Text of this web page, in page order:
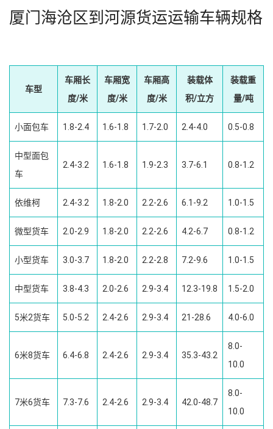
厦门海沧区到河源货运运输车辆规格
车型
车厢长
度/米
车厢宽
度/米
车厢高
度/米
装载体
积/立方
装载重
量/吨
小面包车 1.8-2.4 1.6-1.8 1.7-2.0 2.4-4.0 0.5-0.8
中型面包
车
2.4-3.2 1.6-1.8 1.9-2.3 3.7-6.1 0.8-1.2
依维柯 2.4-3.2 1.8-2.0 2.2-2.6 6.1-9.2 1.0-1.5
微型货车 2.0-2.9 1.8-2.0 2.2-2.6 4.2-6.7 0.8-1.2
小型货车 3.0-3.7 1.8-2.0 2.2-2.8 7.2-9.6 1.0-1.5
中型货车 3.8-4.3 2.0-2.6 2.9-3.4 12.3-19.8 1.5-2.0
5米2货车 5.0-5.2 2.4-2.6 2.9-3.4 21-28.6 4.0-6.0
6米8货车 6.4-6.8 2.4-2.6 2.9-3.4 35.3-43.2
8.0-
10.0
7米6货车 7.3-7.6 2.4-2.6 2.9-3.4 42.0-48.7
8.0-
10.0